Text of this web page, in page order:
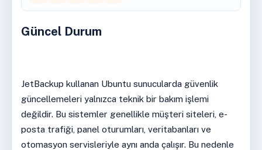
Güncel Durum
JetBackup kullanan Ubuntu sunucularda güvenlik
güncellemeleri yalnızca teknik bir bakım işlemi
değildir. Bu sistemler genellikle müşteri siteleri, e-
posta trafiği, panel oturumları, veritabanları ve
otomasyon servisleriyle aynı anda çalışır. Bu nedenle